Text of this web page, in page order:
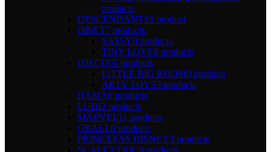
products
DESCENDANTS1 product
DISET7 products
SASSY0 products
TINY LOVE0 products
DJECO65 products
LITTLE BIG ROOM0 products
ARTY TOYS3 products
HAMA0 products
LUDI2 products
MARVEL11 products
OBALL0 products
PRINCESAS DISNEY3 products
SCALEXTRIC0 products